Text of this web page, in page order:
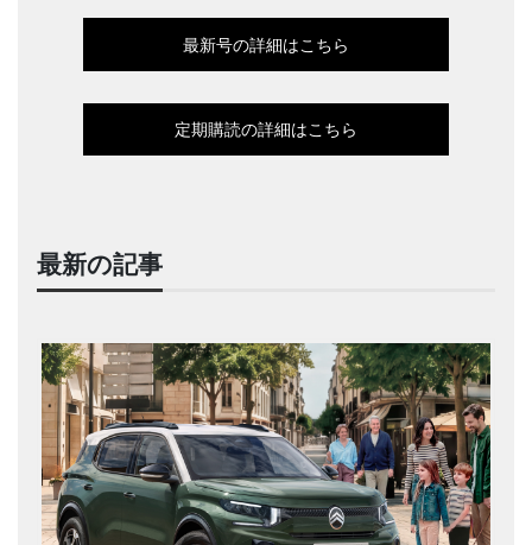
最新号の詳細はこちら
定期購読の詳細はこちら
最新の記事